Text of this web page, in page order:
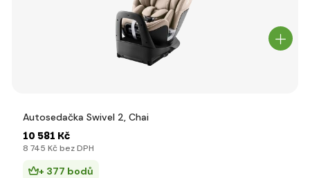
Autosedačka Swivel 2, Chai
10 581 Kč
8 745 Kč bez DPH
+ 377 bodů